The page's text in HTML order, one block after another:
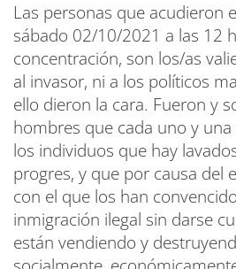
Las personas que acudieron
sábado 02/10/2021 a las 12
concentración, son los/as
al invasor, ni a los políticos
ello dieron la cara. Fueron y
hombres que cada uno y
los individuos que hay
progres, y que por causa del
con el que los han
inmigración ilegal sin darse
están vendiendo y